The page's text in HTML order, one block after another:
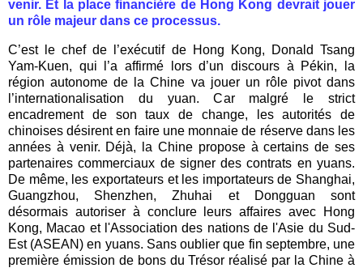
venir. Et la place financière de Hong Kong devrait jouer
un rôle majeur dans ce processus.
C’est le chef de l’exécutif de Hong Kong, Donald Tsang
Yam-Kuen, qui l’a affirmé lors d’un discours à Pékin, la
région autonome de la Chine va jouer un rôle pivot dans
l’internationalisation du yuan. Car malgré le strict
encadrement de son taux de change, les autorités de
chinoises désirent en faire une monnaie de réserve dans les
années à venir. Déjà, la Chine propose à certains de ses
partenaires commerciaux de signer des contrats en yuans.
De même, les exportateurs et les importateurs de Shanghai,
Guangzhou, Shenzhen, Zhuhai et Dongguan sont
désormais autoriser à conclure leurs affaires avec Hong
Kong, Macao et l'Association des nations de l'Asie du Sud-
Est (ASEAN) en yuans. Sans oublier que fin septembre, une
première émission de bons du Trésor réalisé par la Chine à